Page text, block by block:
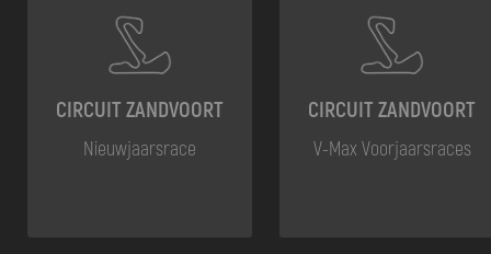
CIRCUIT ZANDVOORT
Nieuwjaarsrace
CIRCUIT ZANDVOORT
V-Max Voorjaarsraces